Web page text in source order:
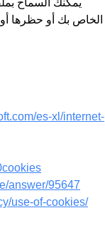
يمكنك السماح
الخاص بك أو حظرها
es-xl/internet-
answer/95647
use-of-cookies/